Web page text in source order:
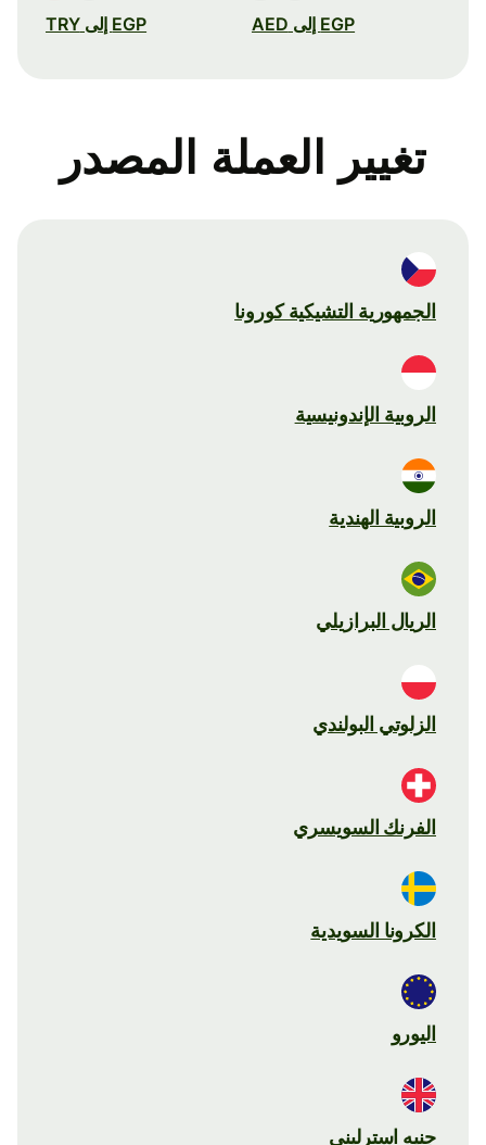
EGP إلى AED EGP إلى TRY
تغيير العملة المصدر
الجمهورية التشيكية كورونا
الروبية الإندونيسية
الروبية الهندية
الريال البرازيلي
الزلوتي البولندي
الفرنك السويسري
الكرونا السويدية
اليورو
جنيه استرليني